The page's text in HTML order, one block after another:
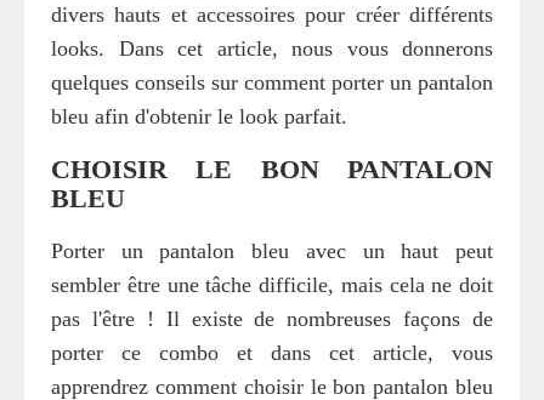
divers hauts et accessoires pour créer différents
looks. Dans cet article, nous vous donnerons
quelques conseils sur comment porter un pantalon
bleu afin d'obtenir le look parfait.
CHOISIR LE BON PANTALON
BLEU
Porter un pantalon bleu avec un haut peut
sembler être une tâche difficile, mais cela ne doit
pas l'être ! Il existe de nombreuses façons de
porter ce combo et dans cet article, vous
apprendrez comment choisir le bon pantalon bleu